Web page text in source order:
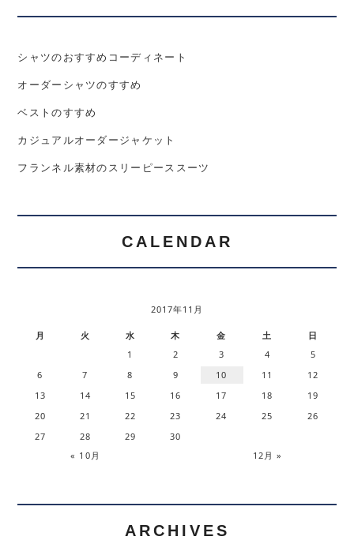
シャツのおすすめコーディネート
オーダーシャツのすすめ
ベストのすすめ
カジュアルオーダージャケット
フランネル素材のスリーピーススーツ
CALENDAR
2017年11月
月 火 水 木 金 土 日
« 10月 12月 »
1 2 3 4
5
6
7 8 9 10 11
12
13
14 15 16 17 18
19
20
21 22 23 24 25
26
27
28 29 30
ARCHIVES